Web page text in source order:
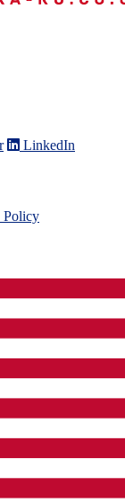
LinkedIn
Policy